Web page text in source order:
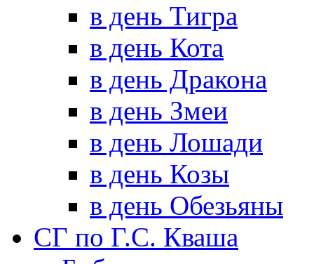
в день Тигра
в день Кота
в день Дракона
в день Змеи
в день Лошади
в день Козы
в день Обезьяны
СГ по Г.С. Кваша